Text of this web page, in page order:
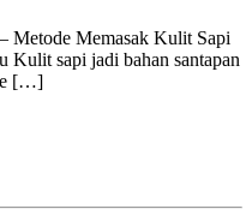
Metode Memasak Kulit Sapi
Kulit sapi jadi bahan santapan
[…]